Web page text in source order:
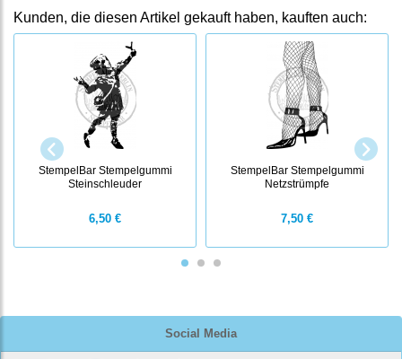
Social Media
Kunden, die diesen Artikel gekauft haben, kauften auch:
StempelBar Stempelgummi
Steinschleuder
6,50 €
StempelBar Stempelgummi
Netzstrümpfe
7,50 €